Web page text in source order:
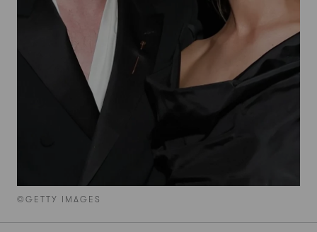
©GETTY IMAGES